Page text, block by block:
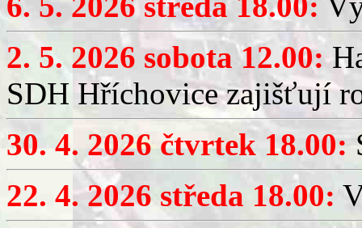
2. 5. 2026 sobota 12.00:
SDH Hříchovice zajišťují
30. 4. 2026 čtvrtek 18.00:
22. 4. 2026 středa 18.00: